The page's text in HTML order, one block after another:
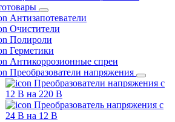
Антизапотеватели
Очистители
Полироли
Герметики
Антикоррозионные спреи
Преобразователи напряжения
Преобразователи напряжения с
12 В на 220 В
Преобразователь напряжения с
24 В на 12 В